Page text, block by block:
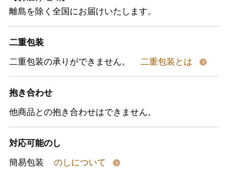
離島を除く全国にお届けいたします。
二重包装
二重包装の承りができません。
二重包装とは
抱き合わせ
他商品との抱き合わせはできません。
対応可能のし
簡易包装
のしについて